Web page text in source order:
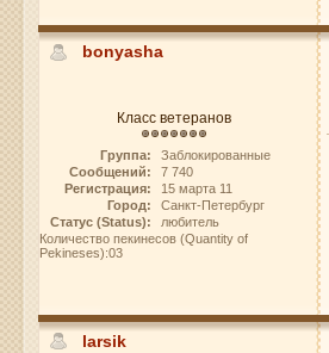
bonyasha
Класс ветеранов
Группа:
Заблокированные
Сообщений:
7 740
Регистрация:
15 марта 11
Город:
Санкт-Петербург
Статус (Status):
любитель
Количество пекинесов (Quantity of
Pekineses):03
larsik